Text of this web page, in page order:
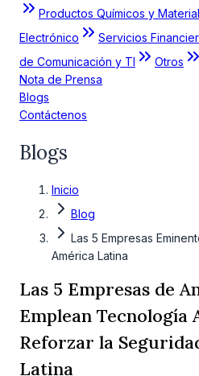
Productos Químicos y
Electrónico
Servicios
de Comunicación y TI
Otros
Nota de Prensa
Blogs
Contáctenos
Blogs
Inicio
Blog
Las 5 Empresas
América Latina
Las 5 Empresas de
Emplean Tecnología
Reforzar la
Latina